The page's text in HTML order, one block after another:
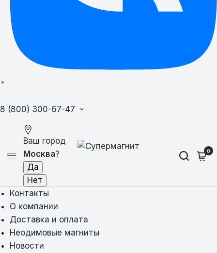
8 (800) 300-67-47
Ваш город
Москва? 0
Контакты
О компании
Доставка и оплата
Неодимовые магниты
Новости